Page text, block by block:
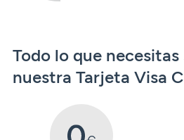
Todo lo que
nuestra Tarjeta Visa